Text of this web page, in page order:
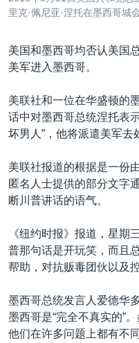
美国之音专访
台海两岸关系
关注西藏
关注新疆
GEN Z 看美国
其他语言网站
里克·佩尼亚·涅托在墨西哥城
美国和墨西哥均否认美国
美军进入墨西哥。
美联社和一位在华盛顿的
话中对墨西哥总统涅托表
坏男人”，他将派遣美军去
美联社报道的根据是一份
匿名人士提供的部分文字
断川普讲话的语气。
《纽约时报》报道，星期
普那句话是开玩笑，而且
帮助，对抗贩毒团伙以及
墨西哥总统发言人爱德华
墨西哥是“完全不真实的”
他们在许多问题上都有不